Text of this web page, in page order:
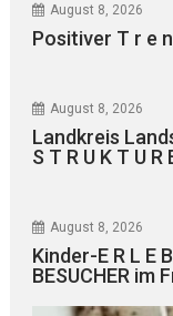
August 8, 2026
Positiver T r e
August 8, 2026
Landkreis
S T R U K T U R
August 8, 2026
Kinder-E R L E
BESUCHER im